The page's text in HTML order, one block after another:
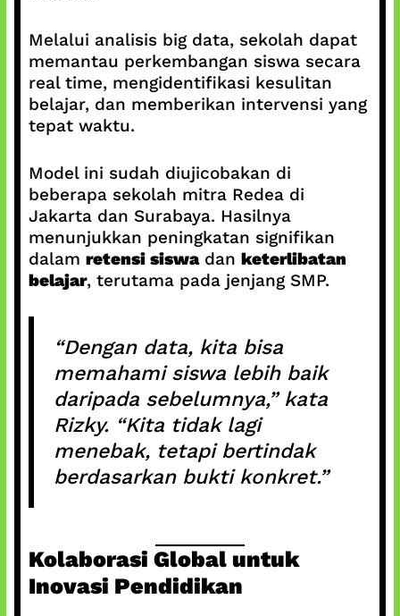
Melalui analisis big data, sekolah dapat
memantau perkembangan siswa secara
real time, mengidentifikasi kesulitan
belajar, dan memberikan intervensi yang
tepat waktu.
Model ini sudah diujicobakan di
beberapa sekolah mitra Redea di
Jakarta dan Surabaya. Hasilnya
menunjukkan peningkatan signifikan
dalam retensi siswadan keterlibatan
belajar, terutama pada jenjang SMP.
“Dengan data, kita bisa
memahami siswa lebih baik
daripada sebelumnya,” kata
Rizky. “Kita tidak lagi
menebak, tetapi bertindak
berdasarkan bukti konkret.”
Kolaborasi Global untuk
Inovasi Pendidikan